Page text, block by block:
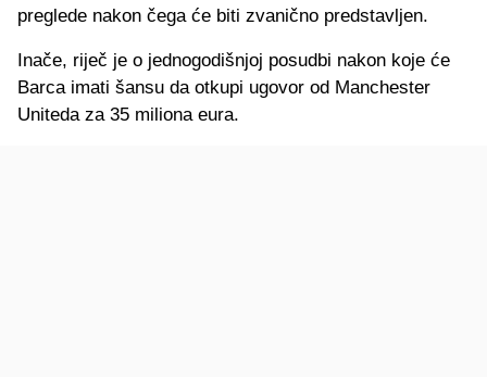
preglede nakon čega će biti zvanično predstavljen.
Inače, riječ je o jednogodišnjoj posudbi nakon koje će
Barca imati šansu da otkupi ugovor od Manchester
Uniteda za 35 miliona eura.